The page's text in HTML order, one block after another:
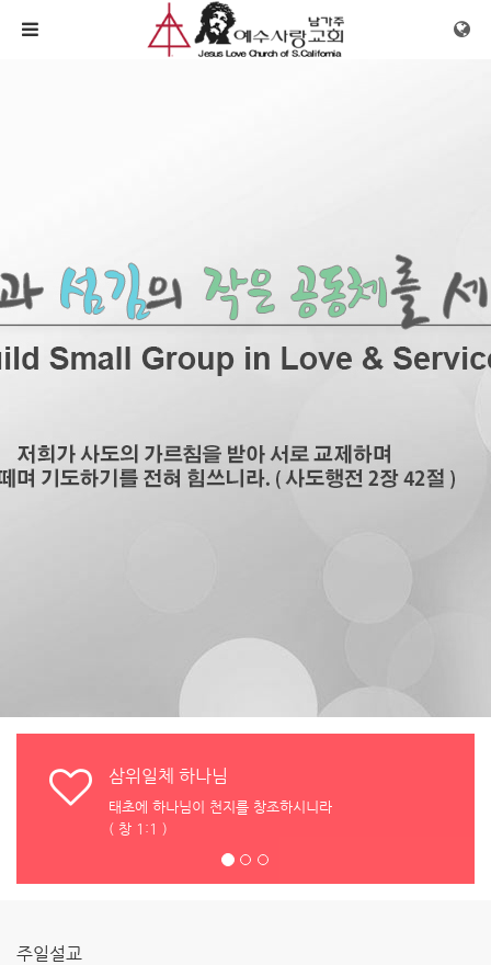
메뉴 건너뛰기
삼위일체 하나님
태초에 하나님이 천지를 창조하시니라
( 창 1:1 )
주일설교